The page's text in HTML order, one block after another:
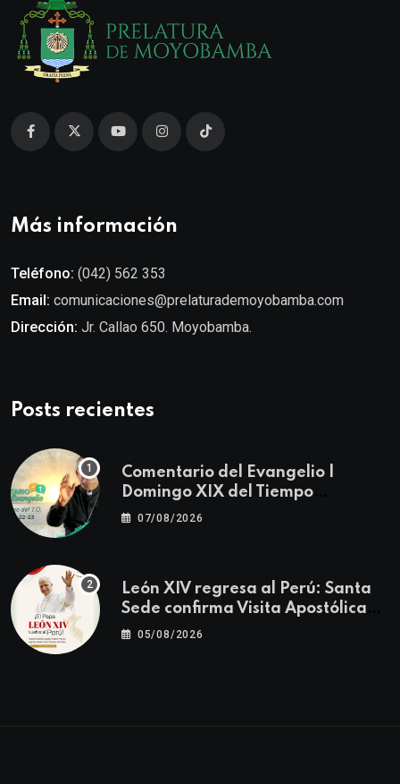
Más información
Teléfono: (042) 562 353
Email: comunicaciones@prelaturademoyobamba.com
Dirección: Jr. Callao 650. Moyobamba.
Posts recientes
Comentario del Evangelio |
Domingo XIX del Tiempo
Ordinario | Mateo 14, 22-23
07/08/2026
León XIV regresa al Perú: Santa
Sede confirma Visita Apostólica
del 11 al 17 de noviembre
05/08/2026